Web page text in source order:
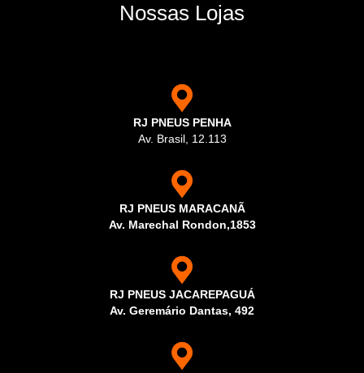
Nossas Lojas
RJ PNEUS PENHA
Av. Brasil, 12.113
RJ PNEUS MARACANÃ
Av. Marechal Rondon,1853
RJ PNEUS JACAREPAGUÁ
Av. Geremário Dantas, 492